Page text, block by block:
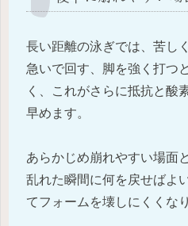
長い距離の泳ぎでは、苦し
急いで回す、脚を強く打つ
く、これがさらに抵抗と酸
早めます。
あらかじめ崩れやすい場面
乱れた瞬間に何を戻せばよ
てフォームを壊しにくくな